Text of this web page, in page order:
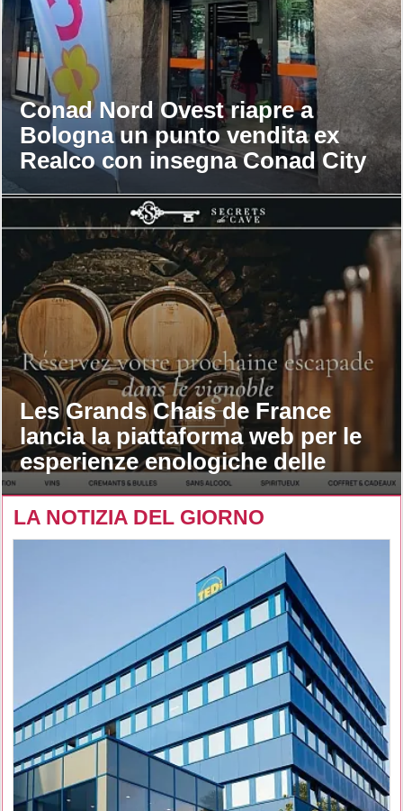
Conad Nord Ovest riapre a
Bologna un punto vendita ex
Realco con insegna Conad City
Les Grands Chais de France
lancia la piattaforma web per le
esperienze enologiche delle
maison
LA NOTIZIA DEL GIORNO